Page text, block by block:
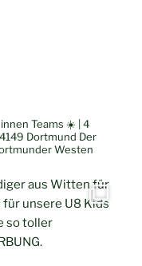
Teams ☀️ | 4
Dortmund Der
Westen